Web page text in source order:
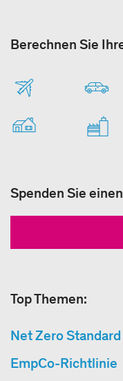
Berechnen Sie
Spenden Sie
Top Themen:
Net Zero
EmpCo-Richtlinie